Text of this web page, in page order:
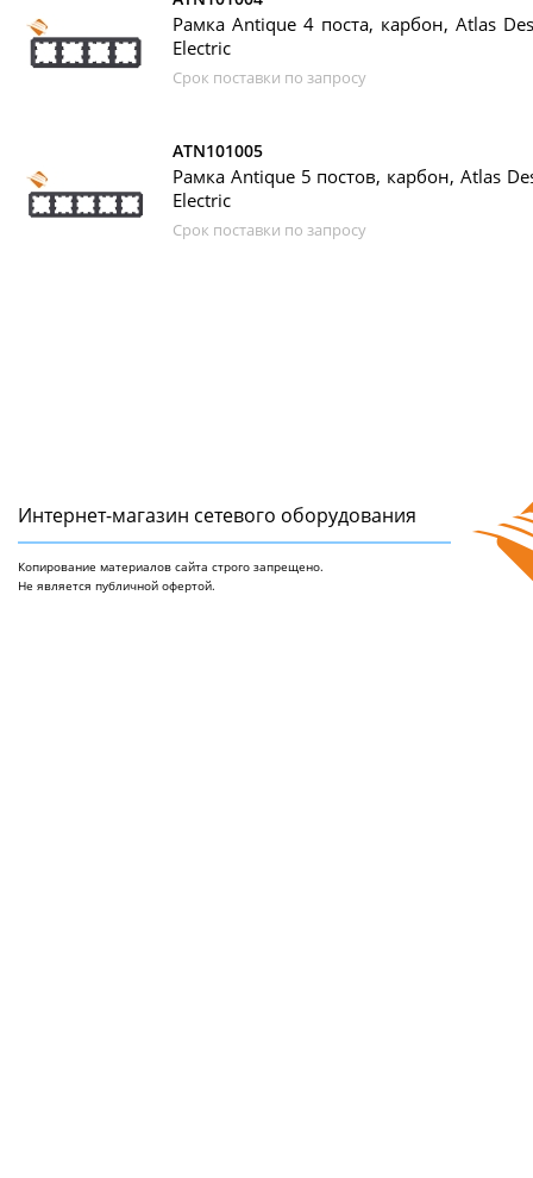
Рамка Antique 4 поста, карбон, Atlas
Electric
Срок поставки по запросу
ATN101005
Рамка Antique 5 постов, карбон, Atlas
Electric
Срок поставки по запросу
Интернет-магазин сетeвого оборудования
Копирование материалов сайта строго запрещено.
Не является публичной офертой.